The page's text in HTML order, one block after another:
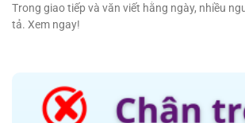
Trong giao tiếp và văn viết hằng ngày, nhiều
tả. Xem ngay!